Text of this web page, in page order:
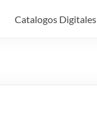
Catalogos Digitales